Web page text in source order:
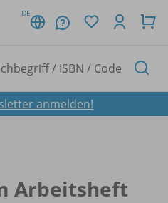
DE
anmelden!
Arbeitsheft